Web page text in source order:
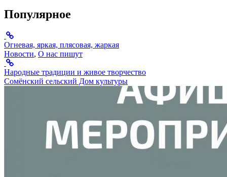
Популярное
Огневая, яркая, плясовая, жаркая
Новости, О нас пишут
Народные традиции и живое творчество
Сомёнский сельский Дом культуры